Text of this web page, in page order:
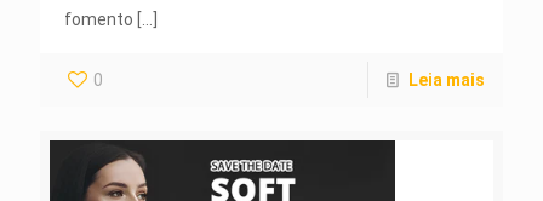
fomento
0 Leia mais